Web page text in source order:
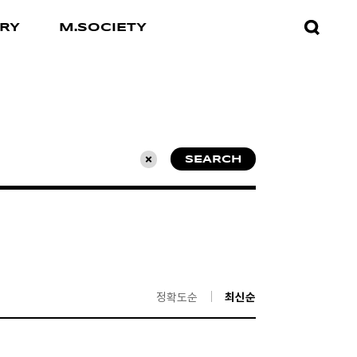
M.SOCIETY
초기화 SEARCH
정확도순 최신순